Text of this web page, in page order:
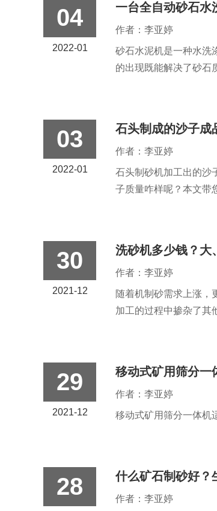
04
2022-01
一台全自动砂石水
作者：李亚婷
砂石水泥机是一种水洗
的出现既能解决了砂石
03
2022-01
石头制成的沙子成
作者：李亚婷
石头制砂机加工出的沙
子质量咋样呢？本文带
30
2021-12
洗砂机多少钱？大
作者：李亚婷
随着机制砂需求上涨，
加工的过程中掺杂了其
29
2021-12
移动式矿用筛分一
作者：李亚婷
移动式矿用筛分一体机
28 什么矿石制砂好？
作者：李亚婷